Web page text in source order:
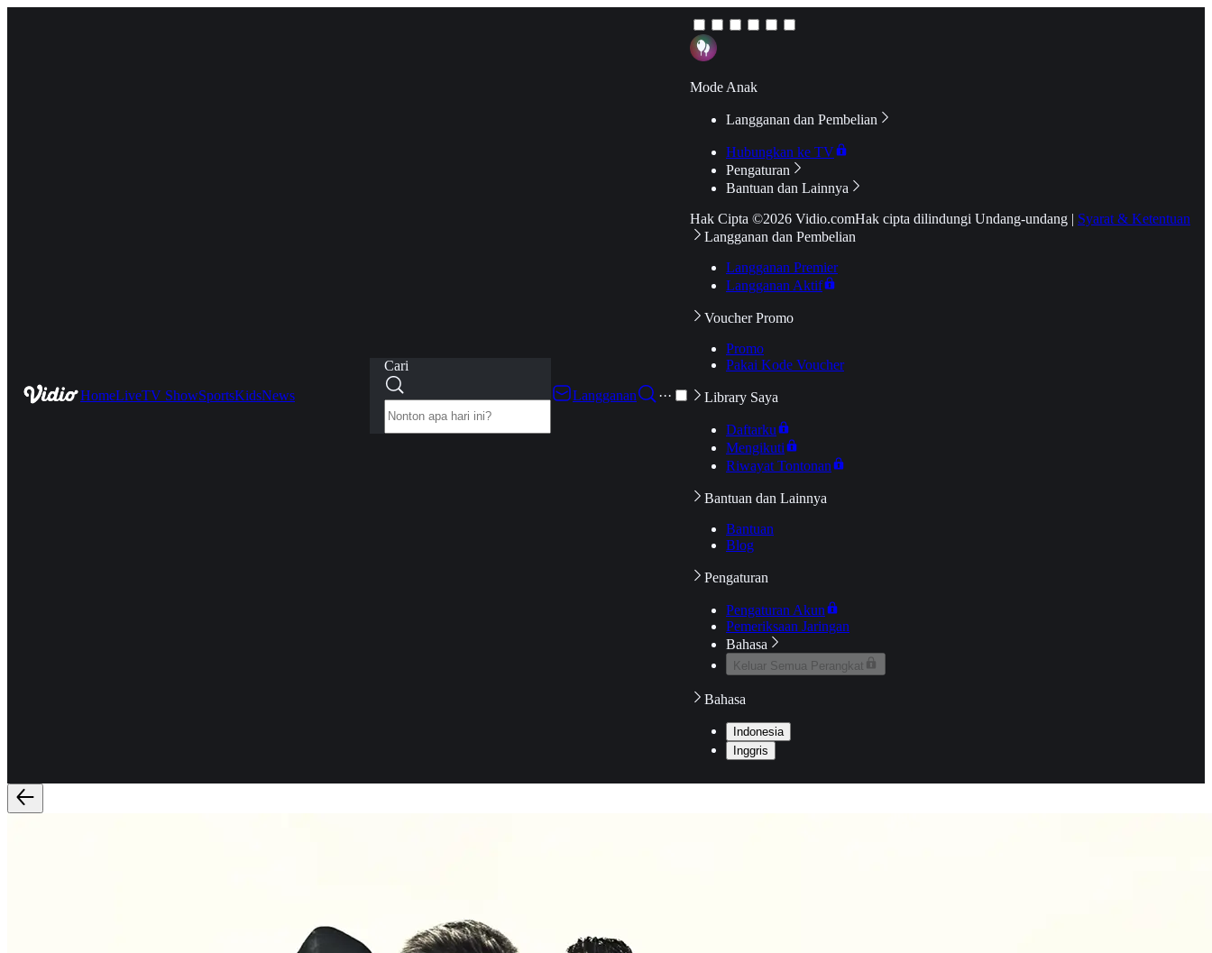
HomeLiveTV ShowSportsKidsNews
Cari
Langganan
···
Mode Anak
Langganan dan Pembelian
Hubungkan ke TV
Pengaturan
Bantuan dan Lainnya
Hak Cipta ©2026 Vidio.comHak cipta dilindungi Undang-undang | Syarat & Ketentuan
Langganan dan Pembelian
Langganan Premier
Langganan Aktif
Voucher Promo
Promo
Pakai Kode Voucher
Library Saya
Daftarku
Mengikuti
Riwayat Tontonan
Bantuan dan Lainnya
Bantuan
Blog
Pengaturan
Pengaturan Akun
Pemeriksaan Jaringan
Bahasa
Keluar Semua Perangkat
Bahasa
Indonesia
Inggris